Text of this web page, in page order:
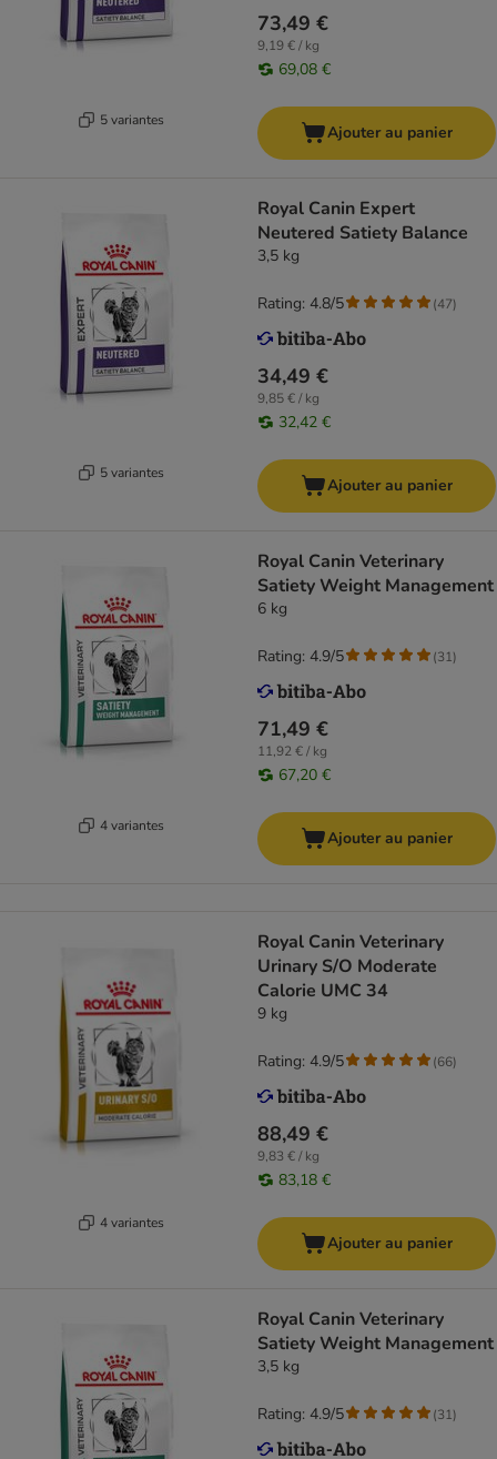
5 variantes
73,49 €
9,19 € / kg
69,08 €
Ajouter au panier
5 variantes
Royal Canin Expert
Neutered Satiety Balance
3,5 kg
34,49 €
9,85 € / kg
32,42 €
Rating: 4.8/5 (47)
Ajouter au panier
4 variantes
Royal Canin Veterinary
Satiety Weight Management
6 kg
71,49 €
11,92 € / kg
67,20 €
Rating: 4.9/5 (31)
Ajouter au panier
4 variantes
Royal Canin Veterinary
Urinary S/O Moderate
Calorie UMC 34
9 kg
88,49 €
9,83 € / kg
83,18 €
Rating: 4.9/5 (66)
Ajouter au panier
Royal Canin Veterinary
Satiety Weight Management
3,5 kg
Rating: 4.9/5 (31)